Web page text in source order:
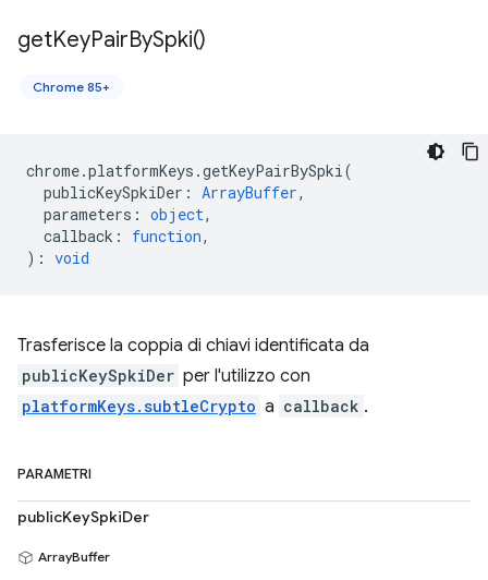
getKeyPairBySpki()
Chrome 85+
chrome.platformKeys .getKeyPairBySpki(
publicKeySpkiDer : ArrayBuffer,
parameters : object,
callback : function,
) : void
Trasferisce la coppia di chiavi identificata da
publicKeySpkiDer per l'utilizzo con
platformKeys.subtleCrypto a callback .
PARAMETRI
publicKeySpkiDer
ArrayBuffer